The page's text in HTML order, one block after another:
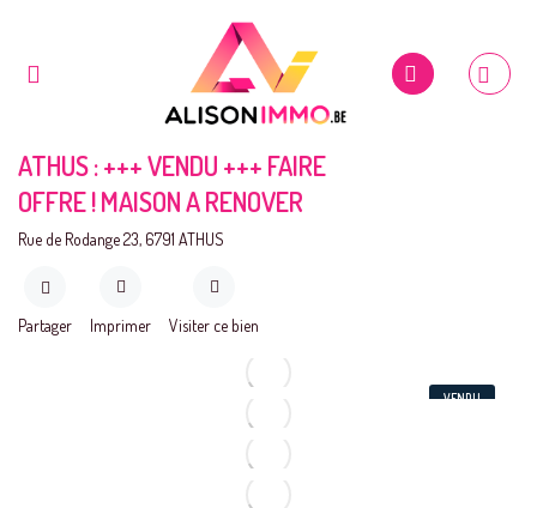
ATHUS : +++ VENDU +++ FAIRE
OFFRE ! MAISON A RENOVER
Rue de Rodange 23, 6791 ATHUS
Partager Imprimer Visiter ce bien
VENDU